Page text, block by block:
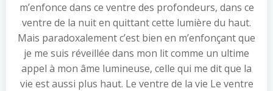
m’enfonce dans ce ventre des profondeurs, dans ce
ventre de la nuit en quittant cette lumière du haut.
Mais paradoxalement c’est bien en m’enfonçant que
je me suis réveillée dans mon lit comme un ultime
appel à mon âme lumineuse, celle qui me dit que la
vie est aussi plus haut. Le ventre de la vie Le ventre